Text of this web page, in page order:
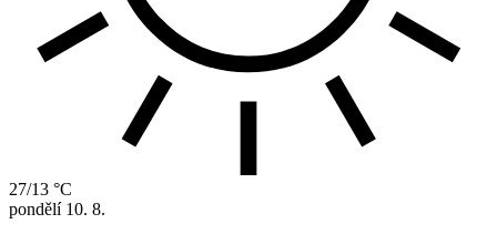
27/13 °C
pondělí 10. 8.